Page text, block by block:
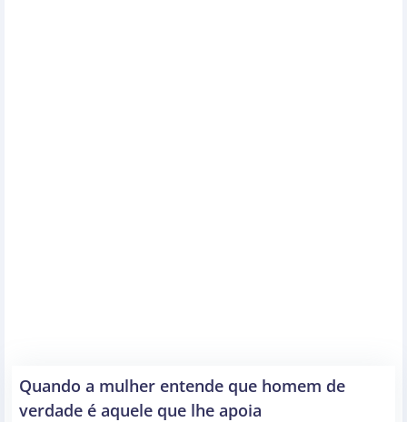
Quando a mulher entende que homem de
verdade é aquele que lhe apoia